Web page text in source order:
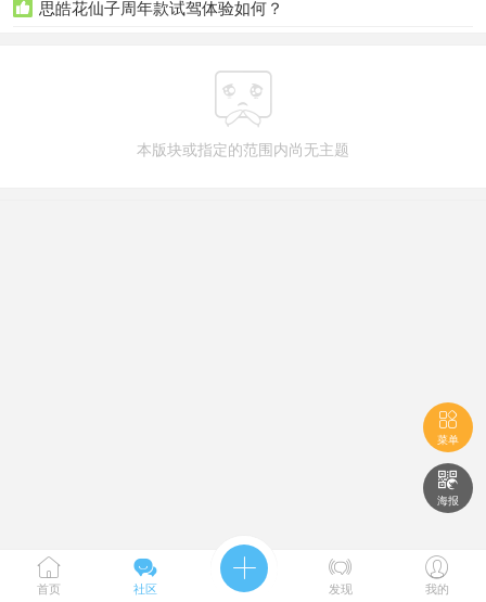
 思皓花仙子周年款试驾体验如何？

本版块或指定的范围内尚无主题

菜单

海报

首页

社区
 
发现

我的